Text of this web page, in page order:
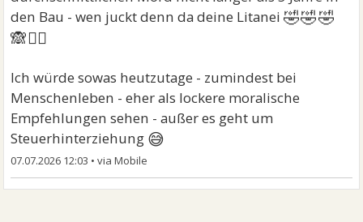
den Bau - wen juckt denn da deine Litanei🤣🤣🤣
🙈🤦‍♀
Ich würde sowas heutzutage - zumindest bei
Menschenleben - eher als lockere moralische
Empfehlungen sehen - außer es geht um
Steuerhinterziehung 😅
07.07.2026 12:03 •